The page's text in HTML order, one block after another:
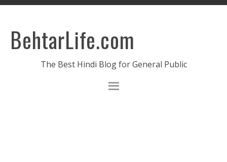
BehtarLife.com
The Best Hindi Blog for General Public